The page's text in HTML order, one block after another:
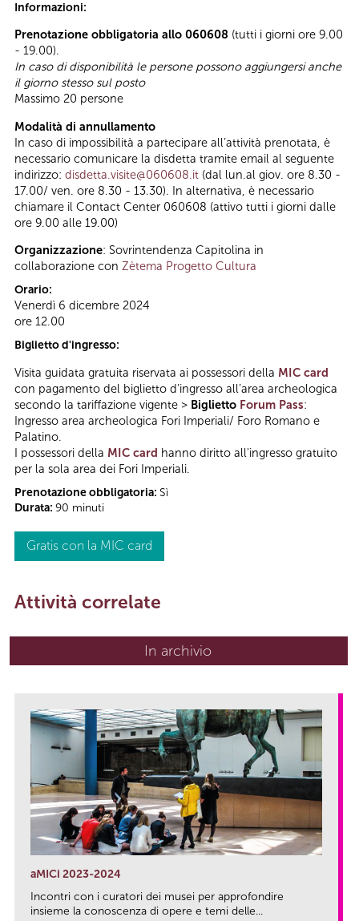
Informazioni:
Prenotazione obbligatoria allo 060608 (tutti i giorni ore 9.00
- 19.00).
In caso di disponibilità le persone possono aggiungersi anche
il giorno stesso sul posto
Massimo 20 persone
Modalità di annullamento
In caso di impossibilità a partecipare all’attività prenotata, è
necessario comunicare la disdetta tramite email al seguente
indirizzo: disdetta.visite@060608.it (dal lun.al giov. ore 8.30 -
17.00/ ven. ore 8.30 - 13.30). In alternativa, è necessario
chiamare il Contact Center 060608 (attivo tutti i giorni dalle
ore 9.00 alle 19.00)
Organizzazione: Sovrintendenza Capitolina in
collaborazione con Zètema Progetto Cultura
Orario:
Venerdì 6 dicembre 2024
ore 12.00
Biglietto d'ingresso:
Visita guidata gratuita riservata ai possessori della MIC card
con pagamento del biglietto d’ingresso all’area archeologica
secondo la tariffazione vigente > Biglietto Forum Pass:
Ingresso area archeologica Fori Imperiali/ Foro Romano e
Palatino.
I possessori della MIC card hanno diritto all'ingresso gratuito
per la sola area dei Fori Imperiali.
Prenotazione obbligatoria: Sì
Durata: 90 minuti
Gratis con la MIC card
Attività correlate
In archivio
aMICi 2023-2024
Incontri con i curatori dei musei per approfondire
insieme la conoscenza di opere e temi delle...